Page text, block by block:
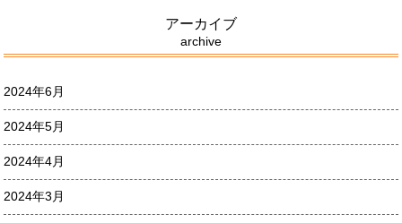
アーカイブ
archive
2024年6月
2024年5月
2024年4月
2024年3月